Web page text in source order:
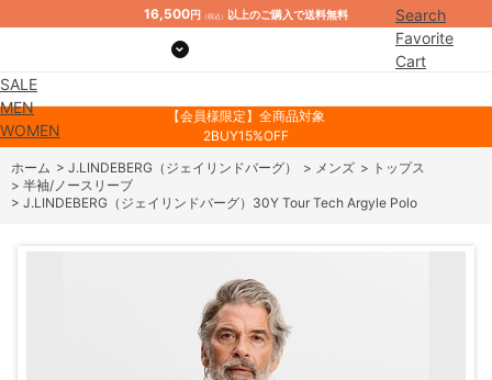
16,500円 （税込） 以上のご購入で送料無料
Search
Favorite
Cart
SALE
MEN
WOMEN
【会員様限定】全商品対象
2BUY15%OFF
ホーム > J.LINDEBERG（ジェイリンドバーグ） > メンズ > トップス
> 半袖/ノースリーブ
> J.LINDEBERG（ジェイリンドバーグ）30Y Tour Tech Argyle Polo